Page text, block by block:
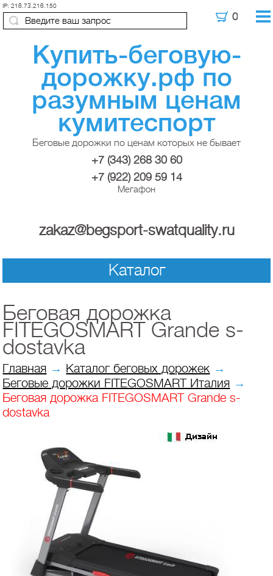
Купить-беговую-
дорожку.рф по
разумным ценам
кумитеспорт
Беговые дорожки по ценам которых не бывает
+7 (343) 268 30 60
+7 (922) 209 59 14
Мегафон
zakaz@begsport-swatquality.ru
Каталог
Беговая дорожка
FITEGOSMART Grande s-
dostavka
Главная → Каталог беговых дорожек →
Беговые дорожки FITEGOSMART Италия →
Беговая дорожка FITEGOSMART Grande s-
dostavka
IP: 216.73.216.150